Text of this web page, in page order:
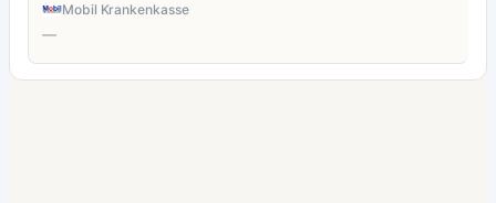
Mobil Krankenkasse
—